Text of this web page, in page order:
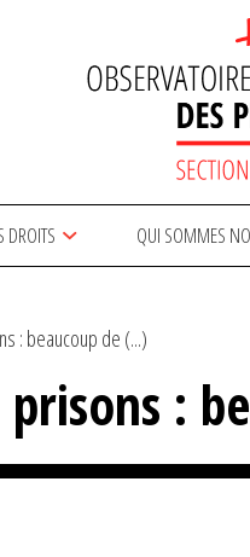
DROITS QUI SOMMES
: beaucoup de (...)
: